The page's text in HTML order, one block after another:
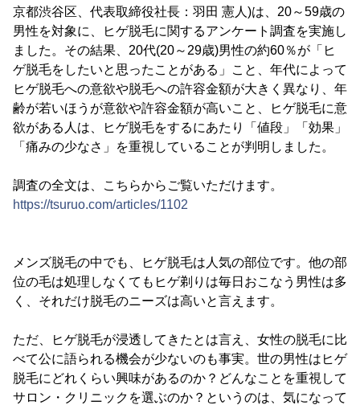
京都渋谷区、代表取締役社長：羽田 憲人)は、20～59歳の
男性を対象に、ヒゲ脱毛に関するアンケート調査を実施し
ました。その結果、20代(20～29歳)男性の約60％が「ヒ
ゲ脱毛をしたいと思ったことがある」こと、年代によって
ヒゲ脱毛への意欲や脱毛への許容金額が大きく異なり、年
齢が若いほうが意欲や許容金額が高いこと、ヒゲ脱毛に意
欲がある人は、ヒゲ脱毛をするにあたり「値段」「効果」
「痛みの少なさ」を重視していることが判明しました。
調査の全文は、こちらからご覧いただけます。
https://tsuruo.com/articles/1102
メンズ脱毛の中でも、ヒゲ脱毛は人気の部位です。他の部
位の毛は処理しなくてもヒゲ剃りは毎日おこなう男性は多
く、それだけ脱毛のニーズは高いと言えます。
ただ、ヒゲ脱毛が浸透してきたとは言え、女性の脱毛に比
べて公に語られる機会が少ないのも事実。世の男性はヒゲ
脱毛にどれくらい興味があるのか？どんなことを重視して
サロン・クリニックを選ぶのか？というのは、気になって